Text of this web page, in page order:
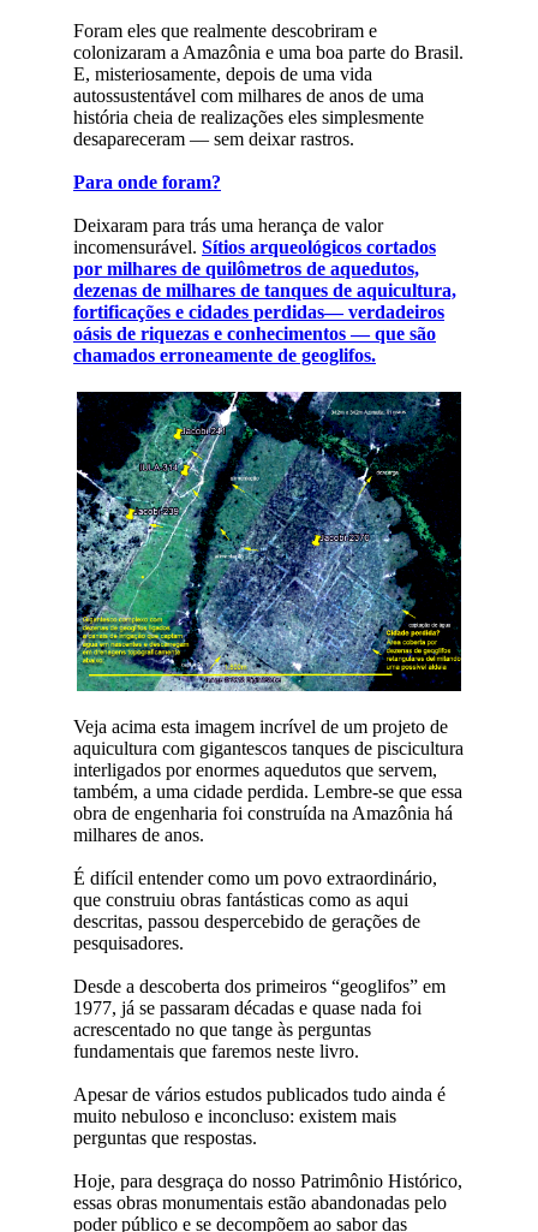
Foram eles que realmente descobriram e
colonizaram a Amazônia e uma boa parte do Brasil.
E, misteriosamente, depois de uma vida
autossustentável com milhares de anos de uma
história cheia de realizações eles simplesmente
desapareceram — sem deixar rastros.
Para onde foram?
Deixaram para trás uma herança de valor
incomensurável. Sítios arqueológicos cortados
por milhares de quilômetros de aquedutos,
dezenas de milhares de tanques de aquicultura,
fortificações e cidades perdidas— verdadeiros
oásis de riquezas e conhecimentos — que são
chamados erroneamente de geoglifos.
Veja acima esta imagem incrível de um projeto de
aquicultura com gigantescos tanques de piscicultura
interligados por enormes aquedutos que servem,
também, a uma cidade perdida. Lembre-se que essa
obra de engenharia foi construída na Amazônia há
milhares de anos.
É difícil entender como um povo extraordinário,
que construiu obras fantásticas como as aqui
descritas, passou despercebido de gerações de
pesquisadores.
Desde a descoberta dos primeiros “geoglifos” em
1977, já se passaram décadas e quase nada foi
acrescentado no que tange às perguntas
fundamentais que faremos neste livro.
Apesar de vários estudos publicados tudo ainda é
muito nebuloso e inconcluso: existem mais
perguntas que respostas.
Hoje, para desgraça do nosso Patrimônio Histórico,
essas obras monumentais estão abandonadas pelo
poder público e se decompõem ao sabor das